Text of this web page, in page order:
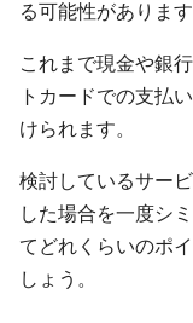
る可能性があります
これまで現金や銀
トカードでの支払
けられます。
検討しているサー
した場合を一度シ
てどれくらいのポ
しょう。